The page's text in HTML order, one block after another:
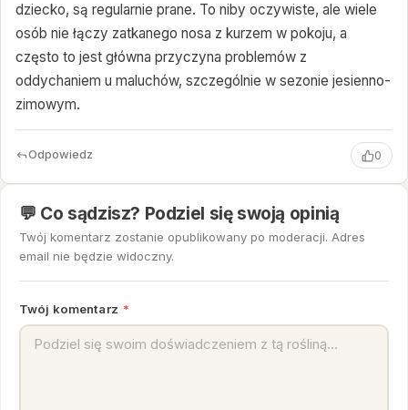
dziecko, są regularnie prane. To niby oczywiste, ale wiele
osób nie łączy zatkanego nosa z kurzem w pokoju, a
często to jest główna przyczyna problemów z
oddychaniem u maluchów, szczególnie w sezonie jesienno-
zimowym.
Odpowiedz 0
💬 Co sądzisz? Podziel się swoją opinią
Twój komentarz zostanie opublikowany po moderacji. Adres
email nie będzie widoczny.
Twój komentarz *